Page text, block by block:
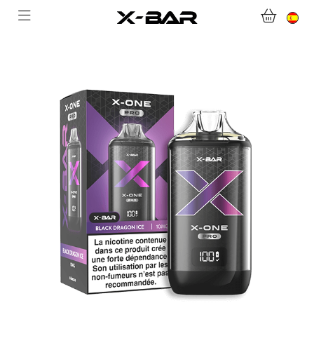
BIENVENIDO A X-BAR.CO
ABONNEMENTS
COLLECTIONS
CONTACTA CON NOSOTROS
PREGUNTAS MÁS FRECUENTES
CONVIÉRTASE EN UN MAYORISTA DE X-BAR
MI CUENTA